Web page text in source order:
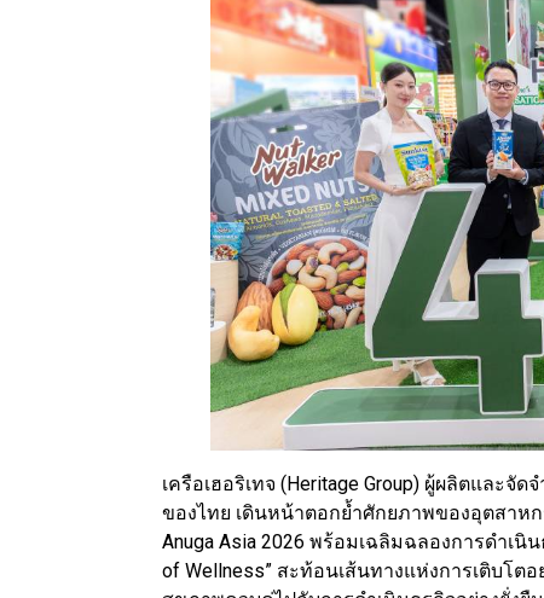
เครือเฮอริเทจ (Heritage Group) ผู้ผลิตและ
ของไทย เดินหน้าตอกย้ำศักยภาพของอุตสาห
Anuga Asia 2026 พร้อมเฉลิมฉลองการดำเนิ
of Wellness” สะท้อนเส้นทางแห่งการเติบโ